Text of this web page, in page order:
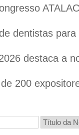
dentistas
destaca a
200